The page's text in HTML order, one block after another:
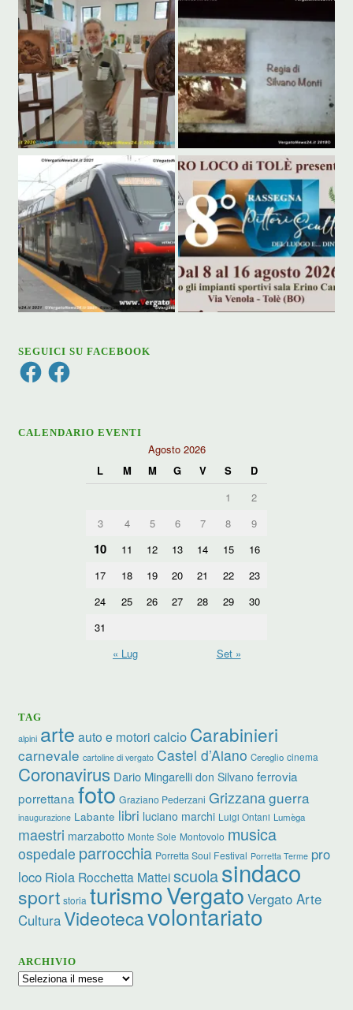
SEGUICI SU FACEBOOK
FacebookFacebook
CALENDARIO EVENTI
Agosto 2026
L
M M G V S
D
1
2
3
4 5 6 7 8 9
10 11 12 13 14 15
16
17
18 19 20 21 22
23
24
25 26 27 28 29
30
31
« Lug
Set »
TAG
alpini arte auto e motori calcio Carabinieri
carnevale cartoline di vergato Castel d’Aiano Cereglio cinema
Coronavirus Dario Mingarelli don Silvano ferrovia
porrettana foto Graziano Pederzani Grizzanaguerra
inaugurazione Labante libri luciano marchi Luigi Ontani Lumèga
maestri marzabotto Monte Sole Montovolo musica
ospedale parrocchia Porretta Soul Festival Porretta Terme pro
loco Riola Rocchetta Matteiscuolasindaco
sport storia turismoVergato Vergato Arte
CulturaVideotecavolontariato
ARCHIVIO
Archivio